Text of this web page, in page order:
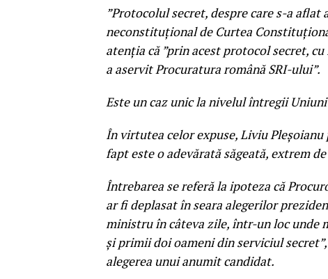
”Protocolul secret, despre care s-a aflat
neconstituțional de Curtea
atenția că ”prin acest protocol secret,
a aservit Procuratura română SRI-ului”.
Este un caz unic la nivelul întregii
În virtutea celor expuse, Liviu
fapt este o adevărată săgeată, extrem
Întrebarea se referă la ipoteza că
ar fi deplasat în seara alegerilor
ministru în câteva zile, într-un loc unde
şi primii doi oameni din serviciul
alegerea unui anumit candidat.